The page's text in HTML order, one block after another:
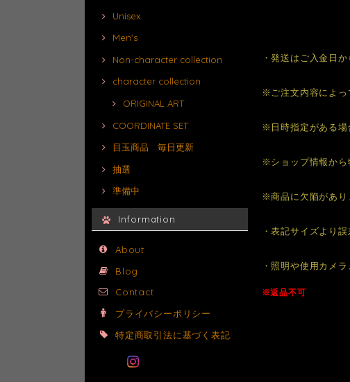
Unisex
Men's
Non-character collection
character collection
ORIGINAL ART
COORDINATE SET
目玉商品 毎日更新
抽選
準備中
Information
About
Blog
Contact
プライバシーポリシー
特定商取引法に基づく表記
・発送はご入金日
※ご注文内容によっ
※日時指定がある場
※ショップ情報から
※商品に欠陥があり
・表記サイズより
・照明や使用カメ
※返品不可